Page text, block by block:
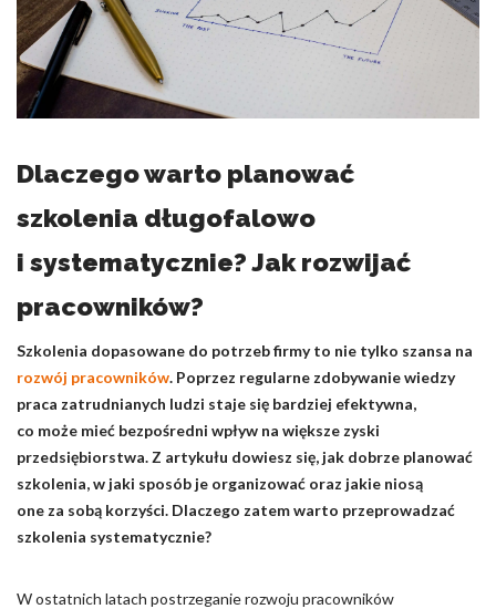
Dlaczego warto planować
szkolenia długofalowo
i systematycznie? Jak rozwijać
pracowników?
Szkolenia dopasowane do potrzeb firmy to nie tylko szansa na
rozwój pracowników. Poprzez regularne zdobywanie wiedzy
praca zatrudnianych ludzi staje się bardziej efektywna,
co może mieć bezpośredni wpływ na większe zyski
przedsiębiorstwa. Z artykułu dowiesz się, jak dobrze planować
szkolenia, w jaki sposób je organizować oraz jakie niosą
one za sobą korzyści. Dlaczego zatem warto przeprowadzać
szkolenia systematycznie?
W ostatnich latach postrzeganie rozwoju pracowników
zapamiętanie informacji, które zmieniają wygląd lub
funkcjonowanie strony, np. preferowany język lub region, w
którym znajduje się użytkownik.
Statystyczne pliki cookie pomagają właścicielem stron
internetowych zrozumieć, w jaki sposób różni użytkownicy
zachowują się na stronie, gromadząc i zgłaszając anonimowe
Marketing
użytkowników na stronach internetowych. Celem jest
wyświetlanie reklam, które są istotne i interesujące dla
poszczególnych użytkowników i tym samym bardziej cenne dla
wydawców i reklamodawców strony trzeciej.
Nieklasyfikowane
Nieklasyfikowane pliki cookie, to pliki, które są w procesie